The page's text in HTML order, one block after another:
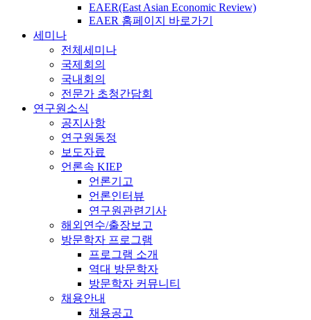
EAER(East Asian Economic Review)
EAER 홈페이지 바로가기
세미나
전체세미나
국제회의
국내회의
전문가 초청간담회
연구원소식
공지사항
연구원동정
보도자료
언론속 KIEP
언론기고
언론인터뷰
연구원관련기사
해외연수/출장보고
방문학자 프로그램
프로그램 소개
역대 방문학자
방문학자 커뮤니티
채용안내
채용공고